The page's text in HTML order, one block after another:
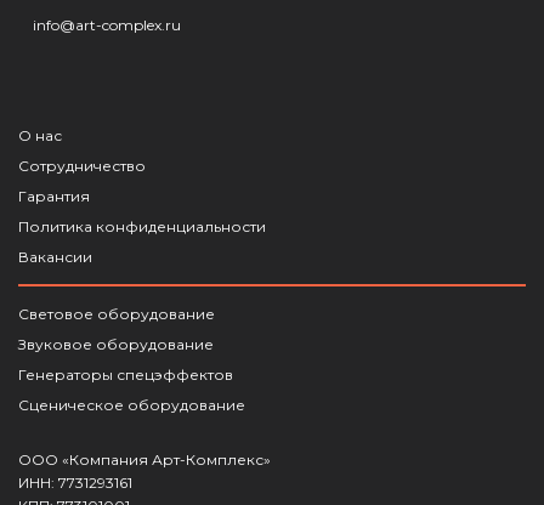
info@art-complex.ru
О нас
Сотрудничество
Гарантия
Политика конфиденциальности
Вакансии
Световое оборудование
Звуковое оборудование
Генераторы спецэффектов
Сценическое оборудование
ООО «Компания Арт-Комплекс»
ИНН: 7731293161